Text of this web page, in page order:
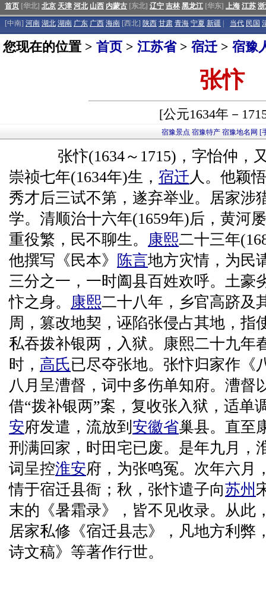
首页 [华北] 北京 天津 河北 山西 内蒙古 [东北] 辽宁 吉林 黑龙江 [华东] 上海 江苏
[中南] 河南 湖北 湖南 广东 广西 海南 [西北] 陕西 甘肃 青海 宁夏 新疆 当代 民国
您现在的位置 > 首页 > 江苏省> 宿迁 > 宿豫
张忭
[公元1634年－
宿豫景点 宿豫特产 宿豫地名网 [
张忭(1634～1715)，字怡仲，
崇祯七年(1634年)生， 宿迁人。他颖
秀才后三试不第，遂弃举业。居家涉
学。清顺治十六年(1659年)后，黄河
重役繁，民不聊生。 康熙二十三年
他撰写《民本》 陈言地方灾情，为民
三分之一，一时阖县百姓欢呼。土豪
忭之身。 康熙二十八年，乡官高跻及
周，篡改地契，诬陷张侵占其地，指
私吞拨补银两，入狱。康熙二十九年
时， 高氏已尽夺张地。张忭归家作《
八月呈漕督，词中多伤单知府。漕督
借“拨补银两”案，复收张入狱，适单
安府发遣，流放到 安徽省巢县。直至
刑满回家，时田宅已废。是年九月，
词呈控淮安府，为张鸣冤。次年六月
情于宿迁县衙；秋，张忭遣子向苏州
末的《暑霜录》，皆不见收录。从此
居家私修《宿迁县志》，凡地方利弊
诗文稿》等著作行世。